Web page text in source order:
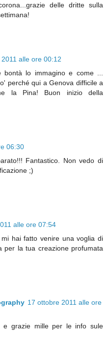
delle dritte sulla
alle ore 00:12
lo immagino e come ...
perché qui a Genova difficile a
la Pina! Buon inizio della
06:30
Fantastico. Non vedo di
;)
alle ore 07:54
hai fatto venire una voglia di
per la tua creazione profumata
17 ottobre 2011 alle ore
e grazie mille per le info sule